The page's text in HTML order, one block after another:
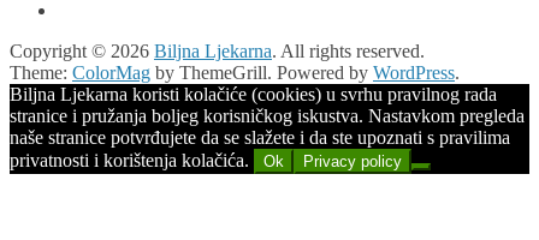
Copyright © 2026 Biljna Ljekarna. All rights reserved.
Theme: ColorMag by ThemeGrill. Powered by WordPress.
Biljna Ljekarna koristi kolačiće (cookies) u svrhu pravilnog rada
stranice i pružanja boljeg korisničkog iskustva. Nastavkom pregleda
naše stranice potvrđujete da se slažete i da ste upoznati s pravilima
privatnosti i korištenja kolačića.
Ok Privacy policy